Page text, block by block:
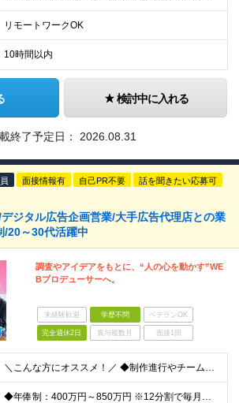
リモートワークOK
10時間以内
検討中に入れる
終了予定日： 2026.08.31
面接情報有 自己PR不要 話を聞きたい応募可
ジタル広告企画営業/大手広告代理店との業
/20～30代活躍中
調査やアイデアをもとに、“人の心を動かす”WE
Bプロデューサーへ。
未経験歓迎 学歴不問 ベテランOK
完全週休2日 賞与複数月 面接1回
＼こんな方にオススメ！／ ◆制作進行やチームでのプロジェクト経験がある方 ◆クライアントや社内メンバーと円滑にコミュニケーションを取れる方 ◆デジタル制作進行やディレクションの実務経験をお持ちの方
◆年俸制：400万円～850万円 ※12分割で毎月支給 ※スキル・経験を考慮して決定いたします ※試用期間中6ヶ月あり（給与・待遇に差異ナシ） ※残業代については面接時にお伝えします